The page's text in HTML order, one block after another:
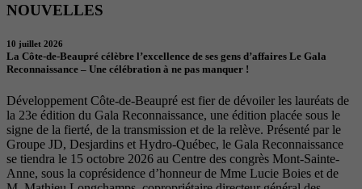
NOUVELLES
10 juillet 2026
La Côte-de-Beaupré célèbre l’excellence de ses gens d’affaires Le Gala
Reconnaissance – Une célébration à ne pas manquer !
Développement Côte-de-Beaupré est fier de dévoiler les lauréats de
la 23e édition du Gala Reconnaissance, une édition placée sous le
signe de la fierté, de la transmission et de la relève. Présenté par le
Groupe JD, Desjardins et Hydro-Québec, le Gala Reconnaissance
se tiendra le 15 octobre 2026 au Centre des congrès Mont-Sainte-
Anne, sous la coprésidence d’honneur de Mme Lucie Boies et de